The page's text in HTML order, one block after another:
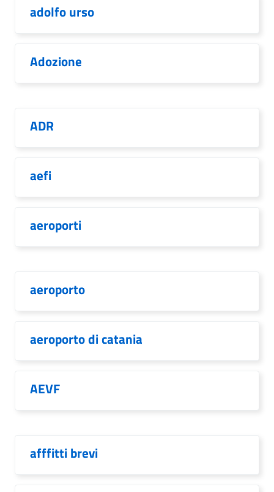
adolfo urso
Adozione
ADR
aefi
aeroporti
aeroporto
aeroporto di catania
AEVF
afffitti brevi